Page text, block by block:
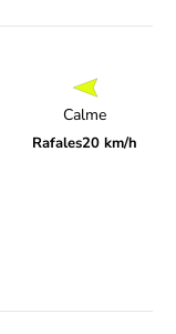
Calme
Rafales20 km/h